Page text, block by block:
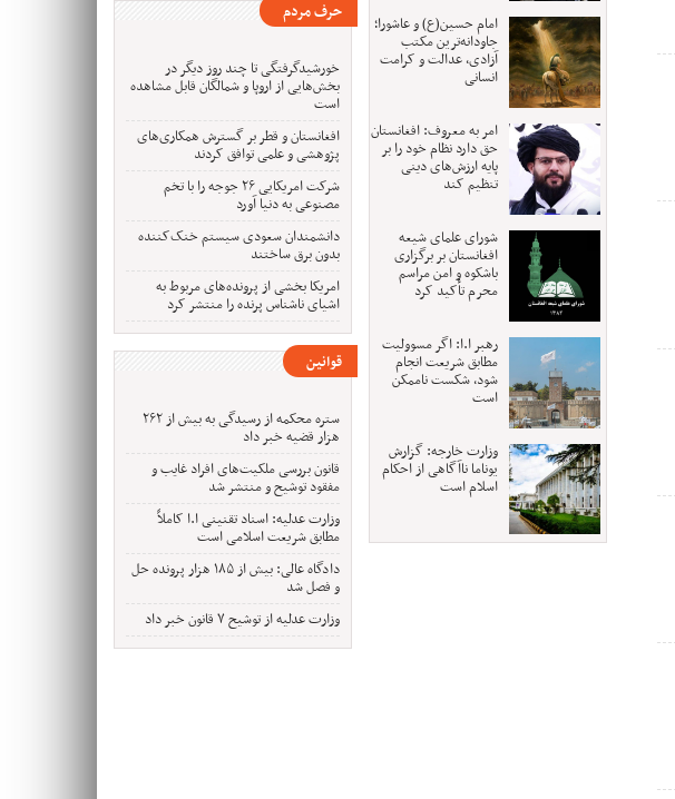
امام حسین(ع) و عاشورا؛
جاودانه‌ترین مکتب
آزادی، عدالت و کرامت
انسانی
امر به معروف: افغانستان
حق دارد نظام خود را بر
پایه ارزش‌های دینی
تنظیم کند
شورای علمای شیعه
افغانستان بر برگزاری
باشکوه و امن مراسم
محرم تأکید کرد
رهبر ا.ا: اگر مسوولیت‌
مطابق شریعت انجام
شود، شکست ناممکن
است
وزارت خارجه: گزارش
یوناما ناآگاهی از احکام
اسلام است
حرف مردم
خورشیدگرفتگی تا چند روز دیگر در
بخش‌هایی از اروپا و شمالگان قابل مشاهده
است
افغانستان و قطر بر گسترش همکاری‌های
پژوهشی و علمی توافق کردند
شرکت امریکایی ۲۶ جوجه را با تخم
مصنوعی به دنیا آورد
دانشمندان سعودی سیستم خنک‌کننده
بدون برق ساختند
امریکا بخشی از پرونده‌های مربوط به
اشیای ناشناس پرنده را منتشر کرد
قوانین
ستره محکمه از رسیدگی به بیش از ۲۶۲
هزار قضیه خبر داد
قانون بررسی ملکیت‌های افراد غایب و
مفقود توشیح و منتشر شد
وزارت عدلیه: اسناد تقنینی ا.ا کاملاً
مطابق شریعت اسلامی است
دادگاه عالی: بیش از ۱۸۵ هزار پرونده حل
و فصل شد
وزارت عدلیه از توشیح ۷ قانون خبر داد